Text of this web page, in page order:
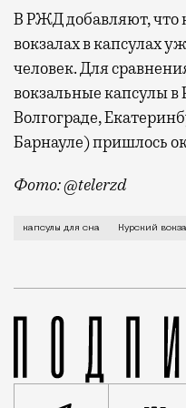
В РЖД добавляют, что
вокзалах в капсулах
человек. Для
вокзальные капсулы в
Волгограде,
Барнауле) пришлось
Фото: @telerzd
Первые капсулы для
капсулы для сна Курский